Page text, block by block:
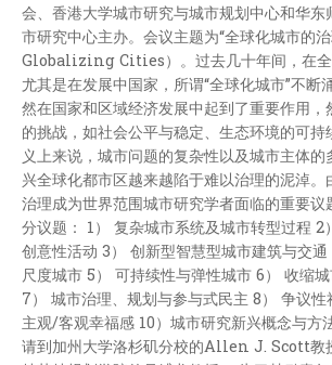
会、香港大学城市研究与城市规划中心和华东
市研究中心主办。会议主题为“全球化城市的
Globalizing Cities）。过去几十年间，在全
尤其是在发展中国家，所谓“全球化城市”不断
然在国家和区域经济发展中起到了重要作用，
的挑战，如社会公平与稳定、生态环境的可
义上来说，城市问题的复杂性以及城市主体
兴全球化都市区越来越陷于难以治理的泥淖。
治理成为世界范围城市研究学者面临的重要议
分议题： 1） 复杂城市系统及城市转型过程 2
创意性活动 3） 创新型智慧型城市建筑与交
尺度城市 5） 可持续性与弹性城市 6） 收缩
7） 城市治理、规划与参与式民主 8） 争议
主观/客观幸福感 10）城市研究新兴概念与方
请到加州大学洛杉矶分校的Allen J. Scott教